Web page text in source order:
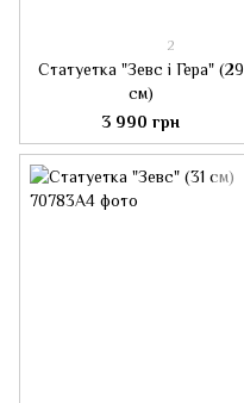
2
Статуетка "Зевс і Гера" (29
см)
3 990 грн